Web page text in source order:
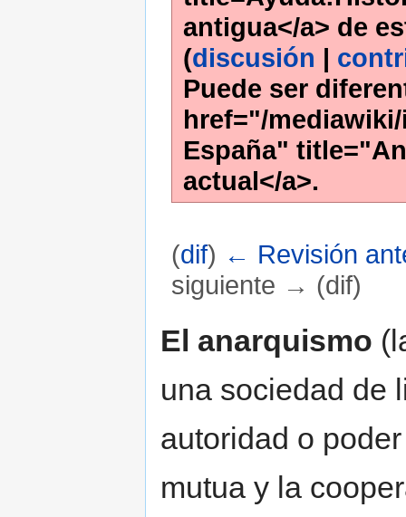
antigua</a> de
(discusión
Puede ser
href="/
España"
actual</a>.
(dif) ← Revisión
siguiente → (dif)
El anarquismo
una sociedad de
autoridad o
mutua y la